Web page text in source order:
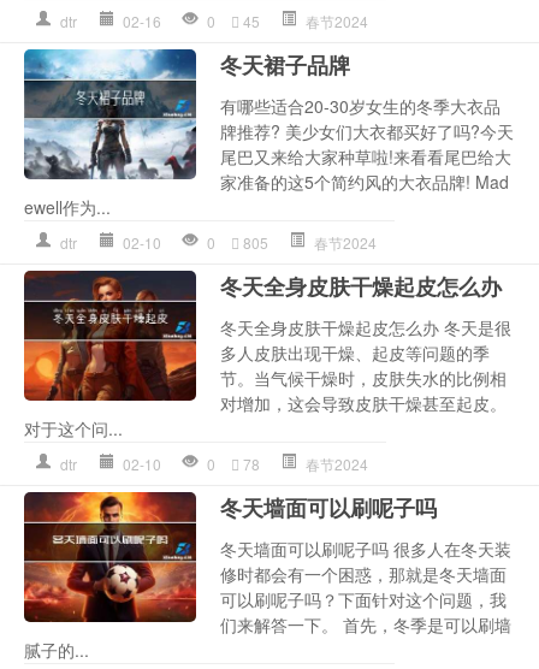
dtr 02-16 0 45 春节2024
冬天裙子品牌
有哪些适合20-30岁女生的冬季大衣品
牌推荐? 美少女们大衣都买好了吗?今天
尾巴又来给大家种草啦!来看看尾巴给大
家准备的这5个简约风的大衣品牌! Mad
ewell作为...
dtr 02-10 0 805 春节2024
冬天全身皮肤干燥起皮怎么办
冬天全身皮肤干燥起皮怎么办 冬天是很
多人皮肤出现干燥、起皮等问题的季
节。当气候干燥时，皮肤失水的比例相
对增加，这会导致皮肤干燥甚至起皮。
对于这个问...
dtr 02-10 0 78 春节2024
冬天墙面可以刷呢子吗
冬天墙面可以刷呢子吗 很多人在冬天装
修时都会有一个困惑，那就是冬天墙面
可以刷呢子吗？下面针对这个问题，我
们来解答一下。 首先，冬季是可以刷墙
腻子的...